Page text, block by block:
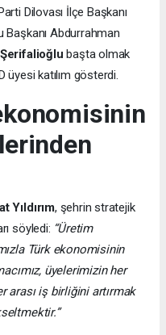
Dilovası İlçe Başkanı
Başkanı Abdurrahman
başta olmak
üyesi katılım gösterdi.
Yıldırım, şehrin stratejik
söyledi: “Üretim
Türk ekonomisinin
üyelerimizin her
arası iş birliğini artırmak